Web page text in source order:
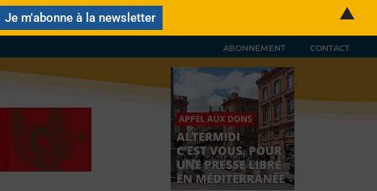
ABONNEMENT CONTACT
▲